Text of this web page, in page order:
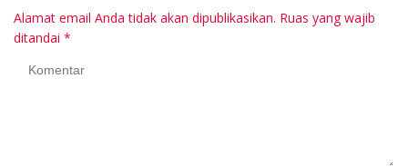
Alamat email Anda tidak akan dipublikasikan. Ruas yang wajib
ditandai *